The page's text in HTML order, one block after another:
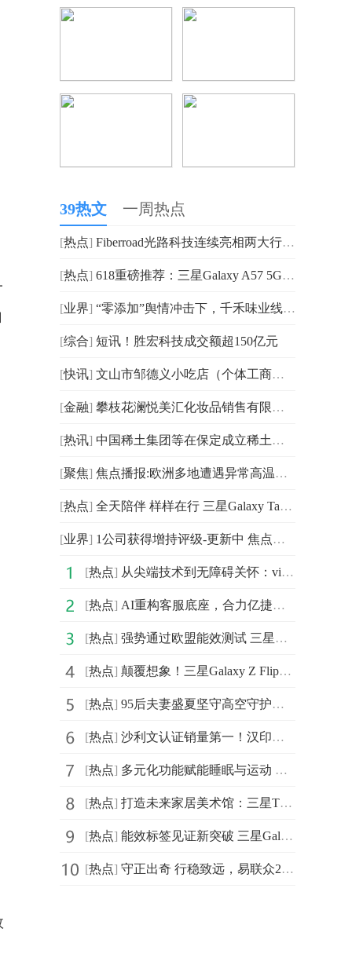
39热文 一周热点
[热点] Fiberroad光路科技连续亮相两大行业展会，聚焦TSN与工业自动化通信
[热点] 618重磅推荐：三星Galaxy A57 5G由内而外打造高品质体验
[业界] “零添加”舆情冲击下，千禾味业线上收入暴降36%
[综合] 短讯！胜宏科技成交额超150亿元
[快讯] 文山市邹德义小吃店（个体工商户）成立 注册资本0.5万人民币
[金融] 攀枝花澜悦美汇化妆品销售有限公司成立 注册资本10万人民币
[热讯] 中国稀土集团等在保定成立稀土新材料公司
[聚焦] 焦点播报:欧洲多地遭遇异常高温天气 专家：“热穹顶”效应导致
[热点] 全天陪伴 样样在行 三星Galaxy Tab S10 FE成618必购大屏好物
[业界] 1公司获得增持评级-更新中 焦点速读
[热点] 从尖端技术到无障碍关怀：vivo携多项创新成果亮相联通合作伙伴大会
[热点] AI重构客服底座，合力亿捷入选《2025中国企业数智化转型升级服务全景图》
[热点] 强势通过欧盟能效测试 三星Galaxy Z Flip7|Z Flip7 FE耐用性太出色
[热点] 颠覆想象！三星Galaxy Z Flip7灵活拍摄方式让创作更自由、更简单
[热点] 95后夫妻盛夏坚守高空守护万家清凉 京东以旧换新享国补再送外卖券
[热点] 沙利文认证销量第一！汉印便携A4打印机如何引爆新蓝海
[热点] 多元化功能赋能睡眠与运动 三星Galaxy Watch8系列初体验
[热点] 打造未来家居美术馆：三星The Frame画壁艺术电视凭何成为客厅空间主角？
[热点] 能效标签见证新突破 三星Galaxy Z Flip7系列带给用户更安心的体验
[热点] 守正出奇 行稳致远，易联众2025年度年中工作会议顺利召开